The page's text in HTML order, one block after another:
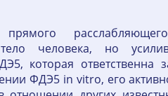
человека, но
которая
ФДЭ5 in vitro, его